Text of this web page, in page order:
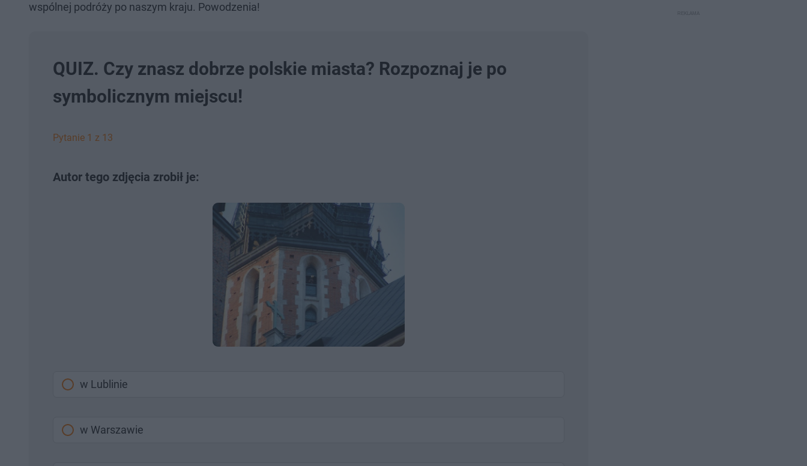
wspólnej podróży po naszym kraju. Powodzenia!
QUIZ. Czy znasz dobrze polskie miasta? Rozpoznaj je po
symbolicznym miejscu!
Pytanie 1 z 13
Autor tego zdjęcia zrobił je:
w Lublinie
w Warszawie